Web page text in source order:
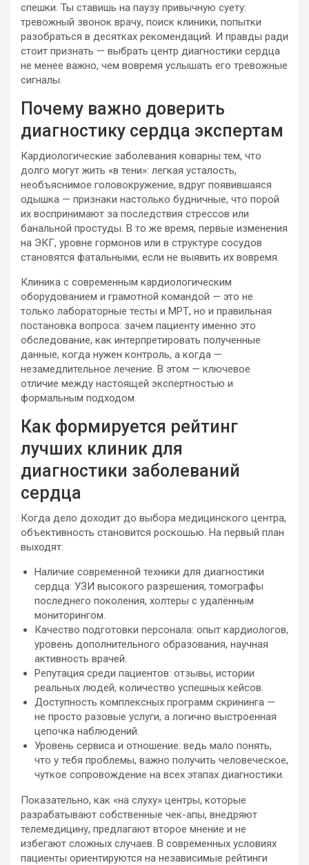
спешки. Ты ставишь на паузу привычную суету:
тревожный звонок врачу, поиск клиники, попытки
разобраться в десятках рекомендаций. И правды ради
стоит признать — выбрать центр диагностики сердца
не менее важно, чем вовремя услышать его тревожные
сигналы.
Почему важно доверить
диагностику сердца экспертам
Кардиологические заболевания коварны тем, что
долго могут жить «в тени»: легкая усталость,
необъяснимое головокружение, вдруг появившаяся
одышка — признаки настолько будничные, что порой
их воспринимают за последствия стрессов или
банальной простуды. В то же время, первые изменения
на ЭКГ, уровне гормонов или в структуре сосудов
становятся фатальными, если не выявить их вовремя.
Клиника с современным кардиологическим
оборудованием и грамотной командой — это не
только лабораторные тесты и МРТ, но и правильная
постановка вопроса: зачем пациенту именно это
обследование, как интерпретировать полученные
данные, когда нужен контроль, а когда —
незамедлительное лечение. В этом — ключевое
отличие между настоящей экспертностью и
формальным подходом.
Как формируется рейтинг
лучших клиник для
диагностики заболеваний
сердца
Когда дело доходит до выбора медицинского центра,
объективность становится роскошью. На первый план
выходят:
Наличие современной техники для диагностики
сердца: УЗИ высокого разрешения, томографы
последнего поколения, холтеры с удалённым
мониторингом.
Качество подготовки персонала: опыт кардиологов,
уровень дополнительного образования, научная
активность врачей.
Репутация среди пациентов: отзывы, истории
реальных людей, количество успешных кейсов.
Доступность комплексных программ скрининга —
не просто разовые услуги, а логично выстроенная
цепочка наблюдений.
Уровень сервиса и отношение: ведь мало понять,
что у тебя проблемы, важно получить человеческое,
чуткое сопровождение на всех этапах диагностики.
Показательно, как «на слуху» центры, которые
разрабатывают собственные чек-апы, внедряют
телемедицину, предлагают второе мнение и не
избегают сложных случаев. В современных условиях
пациенты ориентируются на независимые рейтинги